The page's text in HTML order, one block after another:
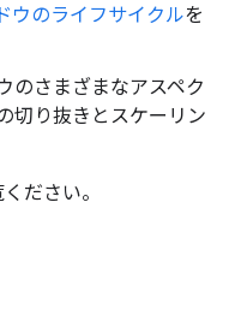
ウのライフサイクルを
のさまざまなアスペク
切り抜きとスケーリン
ださい。